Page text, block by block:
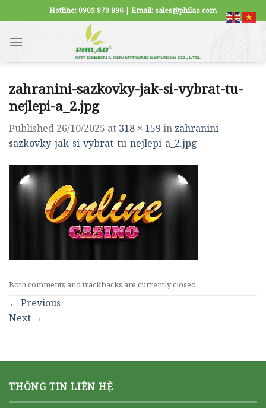
to
content
Hotline: 0903 873 896 | Email: sales@philao.com
zahranini-sazkovky-jak-si-vybrat-tu-
nejlepi-a_2.jpg
Published 26/10/2025 at 318 × 159 in zahranini-
sazkovky-jak-si-vybrat-tu-nejlepi-a_2.jpg
Both comments and trackbacks are currently closed.
← Previous
Next →
THÔNG TIN LIÊN HỆ